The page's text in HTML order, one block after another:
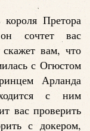
Претора
сочтет вас
вам, что
с Огюстом
Арланда
с ним
вас проверить
с докером,